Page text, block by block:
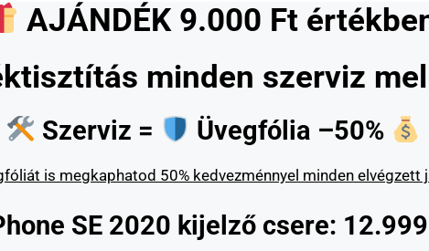
AJÁNDÉK 9.000 Ft
minden szerviz
Szerviz = Üvegfólia –50%
is megkaphatod 50% kedvezménnyel minden elvégzett
SE 2020 kijelző csere: